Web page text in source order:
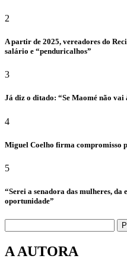
2
A partir de 2025, vereadores do
salário e “penduricalhos”
3
Já diz o ditado: “Se Maomé não
4
Miguel Coelho firma compromisso
5
“Serei a senadora das mulheres, da
oportunidade”
A AUTORA